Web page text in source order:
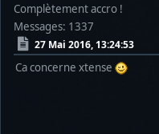
Complètement accro !
Messages: 1337
27 Mai 2016, 13:24:53
Ca concerne xtense